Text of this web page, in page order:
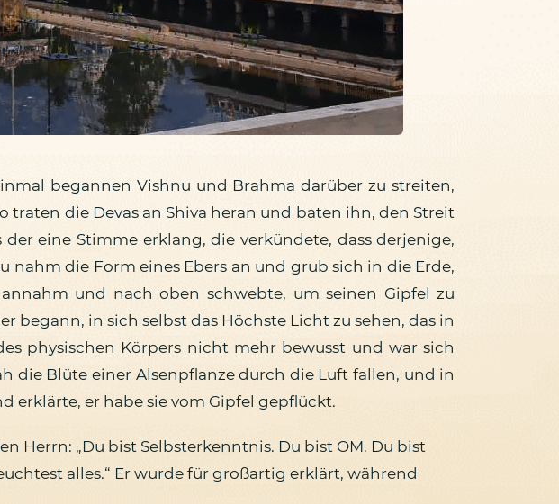
begannen Vishnu und Brahma darüber zu streiten,
traten die Devas an Shiva heran und baten ihn, den Streit
eine Stimme erklang, die verkündete, dass derjenige,
nahm die Form eines Ebers an und grub sich in die Erde,
und nach oben schwebte, um seinen Gipfel zu
begann, in sich selbst das Höchste Licht zu sehen, das in
physischen Körpers nicht mehr bewusst und war sich
die Blüte einer Alsenpflanze durch die Luft fallen, und in
erklärte, er habe sie vom Gipfel gepflückt.
Herrn: „Du bist Selbsterkenntnis. Du bist OM. Du bist
alles.“ Er wurde für großartig erklärt, während